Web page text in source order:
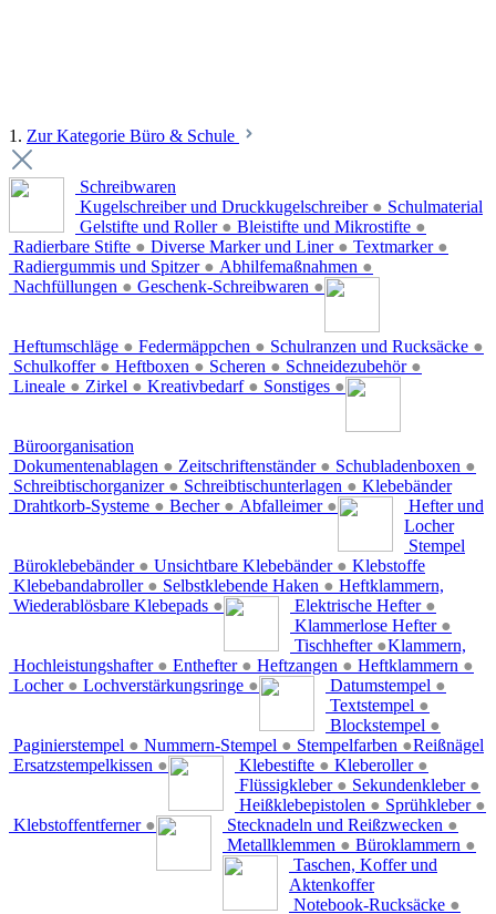
1. Zur Kategorie Büro & Schule
Schreibwaren
Kugelschreiber und Druckkugelschreiber ●
Gelstifte und Roller ● Bleistifte und Mikrostifte ●
Radierbare Stifte ● Diverse Marker und Liner ● Textmarker ●
Radiergummis und Spitzer ● Abhilfemaßnahmen ●
Nachfüllungen ● Geschenk-Schreibwaren ●
Schulmaterial
Heftumschläge ● Federmäppchen ● Schulranzen und Rucksäcke ●
Schulkoffer ● Heftboxen ● Scheren ● Schneidezubehör ●
Lineale ● Zirkel ● Kreativbedarf ● Sonstiges ●
Büroorganisation
Dokumentenablagen ● Zeitschriftenständer ● Schubladenboxen ●
Schreibtischorganizer ● Schreibtischunterlagen ●
Drahtkorb-Systeme ● Becher ● Abfalleimer ●
Klebebänder
Büroklebebänder ● Unsichtbare Klebebänder ●
Klebebandabroller ● Selbstklebende Haken ●
Wiederablösbare Klebepads ●
Hefter und
Locher
Elektrische Hefter ●
Klammerlose Hefter ●
Tischhefter ●
Hochleistungshafter ● Enthefter ● Heftzangen ● Heftklammern ●
Locher ● Lochverstärkungsringe ●
Stempel
Datumstempel ●
Textstempel ●
Blockstempel ●
Paginierstempel ● Nummern-Stempel ● Stempelfarben ●
Ersatzstempelkissen ●
Klebstoffe
Klebestifte ● Kleberoller ●
Flüssigkleber ● Sekundenkleber ●
Heißklebepistolen ● Sprühkleber ●
Klebstoffentferner ●
Heftklammern,
Klammern,
Reißnägel
Stecknadeln und Reißzwecken ●
Metallklemmen ● Büroklammern ●
Taschen, Koffer und
Aktenkoffer
Notebook-Rucksäcke ●